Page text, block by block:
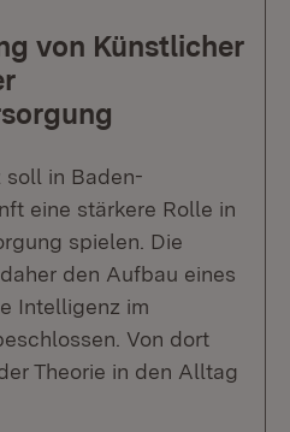
von Künstlicher
in Baden-
eine stärkere Rolle in
spielen. Die
den Aufbau eines
Intelligenz im
Von dort
Theorie in den Alltag